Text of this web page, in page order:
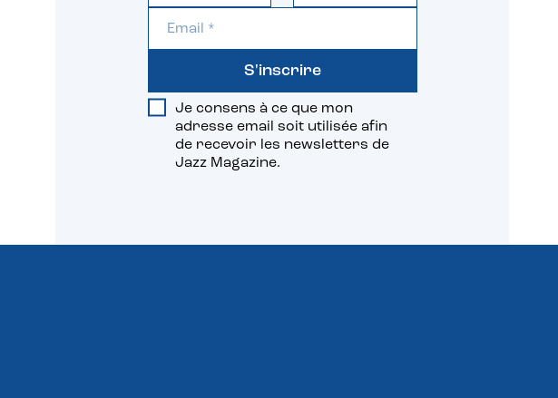
Je consens à ce que mon
adresse email soit utilisée afin
de recevoir les newsletters de
Jazz Magazine.
S'inscrire